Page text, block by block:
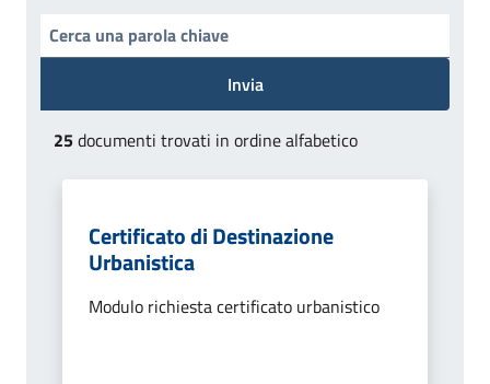
Invia
25documenti trovati in ordine alfabetico
Certificato di Destinazione
Urbanistica
Modulo richiesta certificato urbanistico